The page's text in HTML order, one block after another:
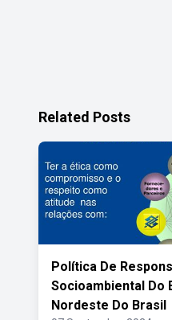
Related Posts
Política De
Socioambiental Do
Nordeste Do Brasil